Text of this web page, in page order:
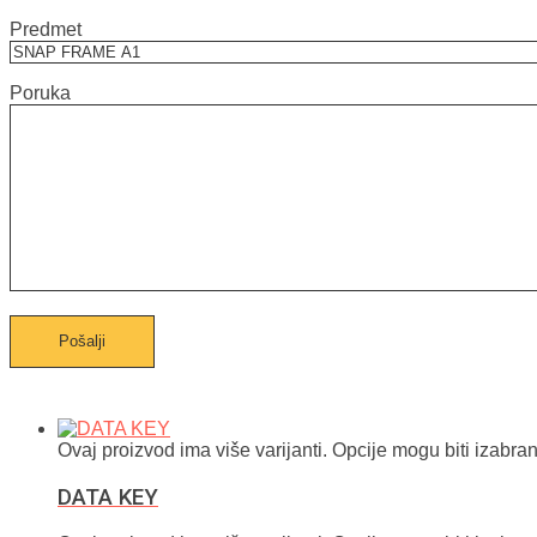
Predmet
Poruka
Ovaj proizvod ima više varijanti. Opcije mogu biti
DATA KEY